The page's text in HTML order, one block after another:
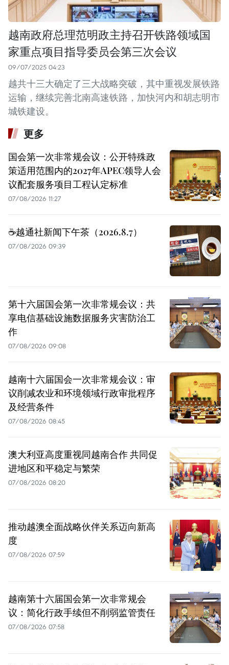
越南政府总理范明政主持召开铁路领域国
家重点项目指导委员会第三次会议
09/07/2025 04:23
越共十三大确定了三大战略突破，其中重视发展铁路
运输，继续完善北南高速铁路，加快河内和胡志明市
城铁建设。
更多
国会第一次非常规会议：公开特殊政
策适用范围内的2027年APEC领导人会
议配套服务项目工程认定标准
07/08/2026 11:27
☕️越通社新闻下午茶（2026.8.7）
07/08/2026 09:39
第十六届国会第一次非常规会议：共
享电信基础设施数据服务灾害防治工
作
07/08/2026 09:08
越南十六届国会一次非常规会议：审
议削减农业和环境领域行政审批程序
及经营条件
07/08/2026 08:45
澳大利亚高度重视同越南合作 共同促
进地区和平稳定与繁荣
07/08/2026 08:20
推动越澳全面战略伙伴关系迈向新高
度
07/08/2026 07:59
越南第十六届国会第一次非常规会
议：简化行政手续但不削弱监管责任
07/08/2026 07:58